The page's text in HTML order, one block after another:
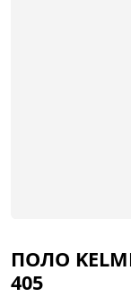
ПОЛО
405